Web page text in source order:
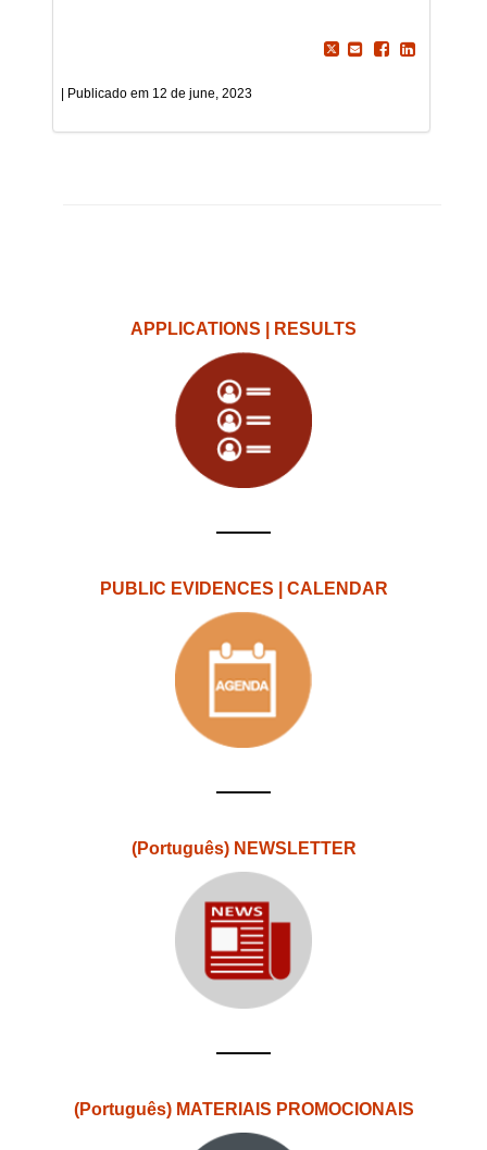
12 de june, 2023
APPLICATIONS | RESULTS
PUBLIC EVIDENCES | CALENDAR
(Português) NEWSLETTER
(Português) MATERIAIS PROMOCIONAIS